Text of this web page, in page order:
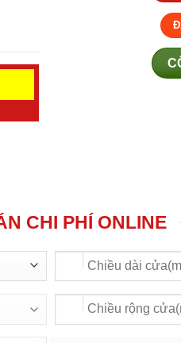
CHI PHÍ ONLINE